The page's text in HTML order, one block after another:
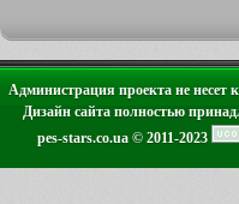
Администрация проекта не несет
Дизайн сайта полностью
pes-stars.co.ua © 2011-2023